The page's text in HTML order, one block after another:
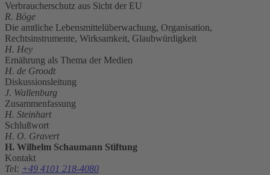
Verbraucherschutz aus Sicht der EU
R. Böge
Die amtliche Lebensmittelüberwachung, Organisation,
Rechtsinstrumente, Wirksamkeit, Glaubwürdigkeit
H. Hey
Ernährung als Thema der Medien
H. de Groodt
Diskussionsleitung
J. Wallenburg
Zusammenfassung
H. Steinhart
Schlußwort
H. O. Gravert
H. Wilhelm Schaumann Stiftung
Kontakt
Tel: +49 4101 218-4080